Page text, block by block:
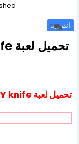
-
اندرويد0
تحميل لعبة FLIPPY knife مهكرة جاهزة اخر اصدار